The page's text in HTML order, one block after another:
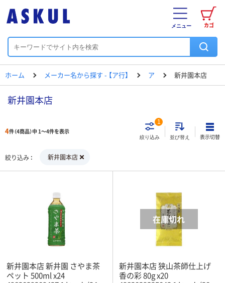
カゴ
メニュー
ホーム メーカー名から探す - 【ア行】 ア 新井園本店
新井園本店
4件（4商品）中 1～4件を表示
絞り込み
1
並び替え 表示切替
絞り込み 新井園本店
新井園本店 新井園 さやま茶
ペット 500ml x24
新井園本店 狭山茶師仕上げ
香の彩 80g x20